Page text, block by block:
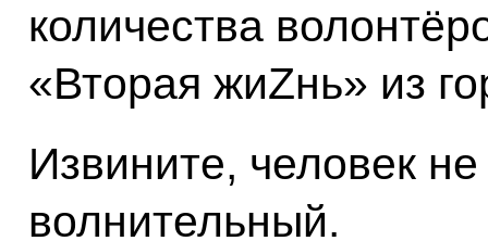
количества
«Вторая жиZнь» из
Извините, человек
волнительный.